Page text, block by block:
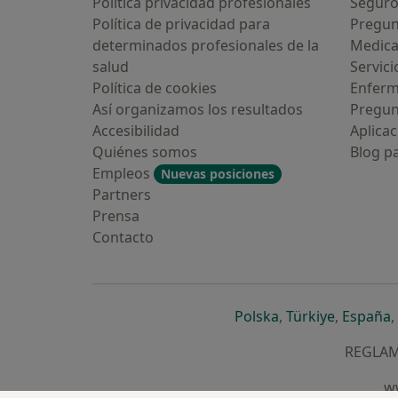
Política de privacidad para
determinados profesionales de la
salud
Política de cookies
Así organizamos los resultados
Accesibilidad
Quiénes somos
Empleos
Nuevas posiciones
Partners
Prensa
Contacto
Blog
Polskase abre en una
, Türkiyese abre
, España,